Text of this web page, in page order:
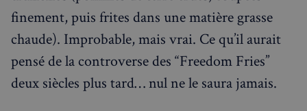
finement, puis frites dans une matière grasse
chaude). Improbable, mais vrai. Ce qu’il aurait
pensé de la controverse des “Freedom Fries”
deux siècles plus tard… nul ne le saura jamais.